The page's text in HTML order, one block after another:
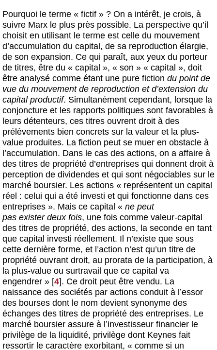
Pourquoi le terme « fictif » ? On a intérêt, je crois, à
suivre Marx le plus près possible. La perspective qu’il
choisit en utilisant le terme est celle du mouvement
d’accumulation du capital, de sa reproduction élargie,
de son expansion. Ce qui paraît, aux yeux du porteur
de titres, être du « capital », « son » « capital », doit
être analysé comme étant une pure fiction du point de
vue du mouvement de reproduction et d’extension du
capital productif. Simultanément cependant, lorsque la
conjoncture et les rapports politiques sont favorables à
leurs détenteurs, ces titres ouvrent droit à des
prélèvements bien concrets sur la valeur et la plus-
value produites. La fiction peut se muer en obstacle à
l’accumulation. Dans le cas des actions, on a affaire à
des titres de propriété d’entreprises qui donnent droit à
perception de dividendes et qui sont négociables sur le
marché boursier. Les actions « représentent un capital
réel : celui qui a été investi et qui fonctionne dans ces
entreprises ». Mais ce capital « ne peut
pas exister deux fois, une fois comme valeur-capital
des titres de propriété, des actions, la seconde en tant
que capital investi réellement. Il n’existe que sous
cette dernière forme, et l’action n’est qu’un titre de
propriété ouvrant droit, au prorata de la participation, à
la plus-value ou surtravail que ce capital va
engendrer » [4]. Ce droit peut être vendu. La
naissance des sociétés par actions conduit à l’essor
des bourses dont le nom devient synonyme des
échanges des titres de propriété des entreprises. Le
marché boursier assure à l’investisseur financier le
privilège de la liquidité, privilège dont Keynes fait
ressortir le caractère exorbitant, « comme si un